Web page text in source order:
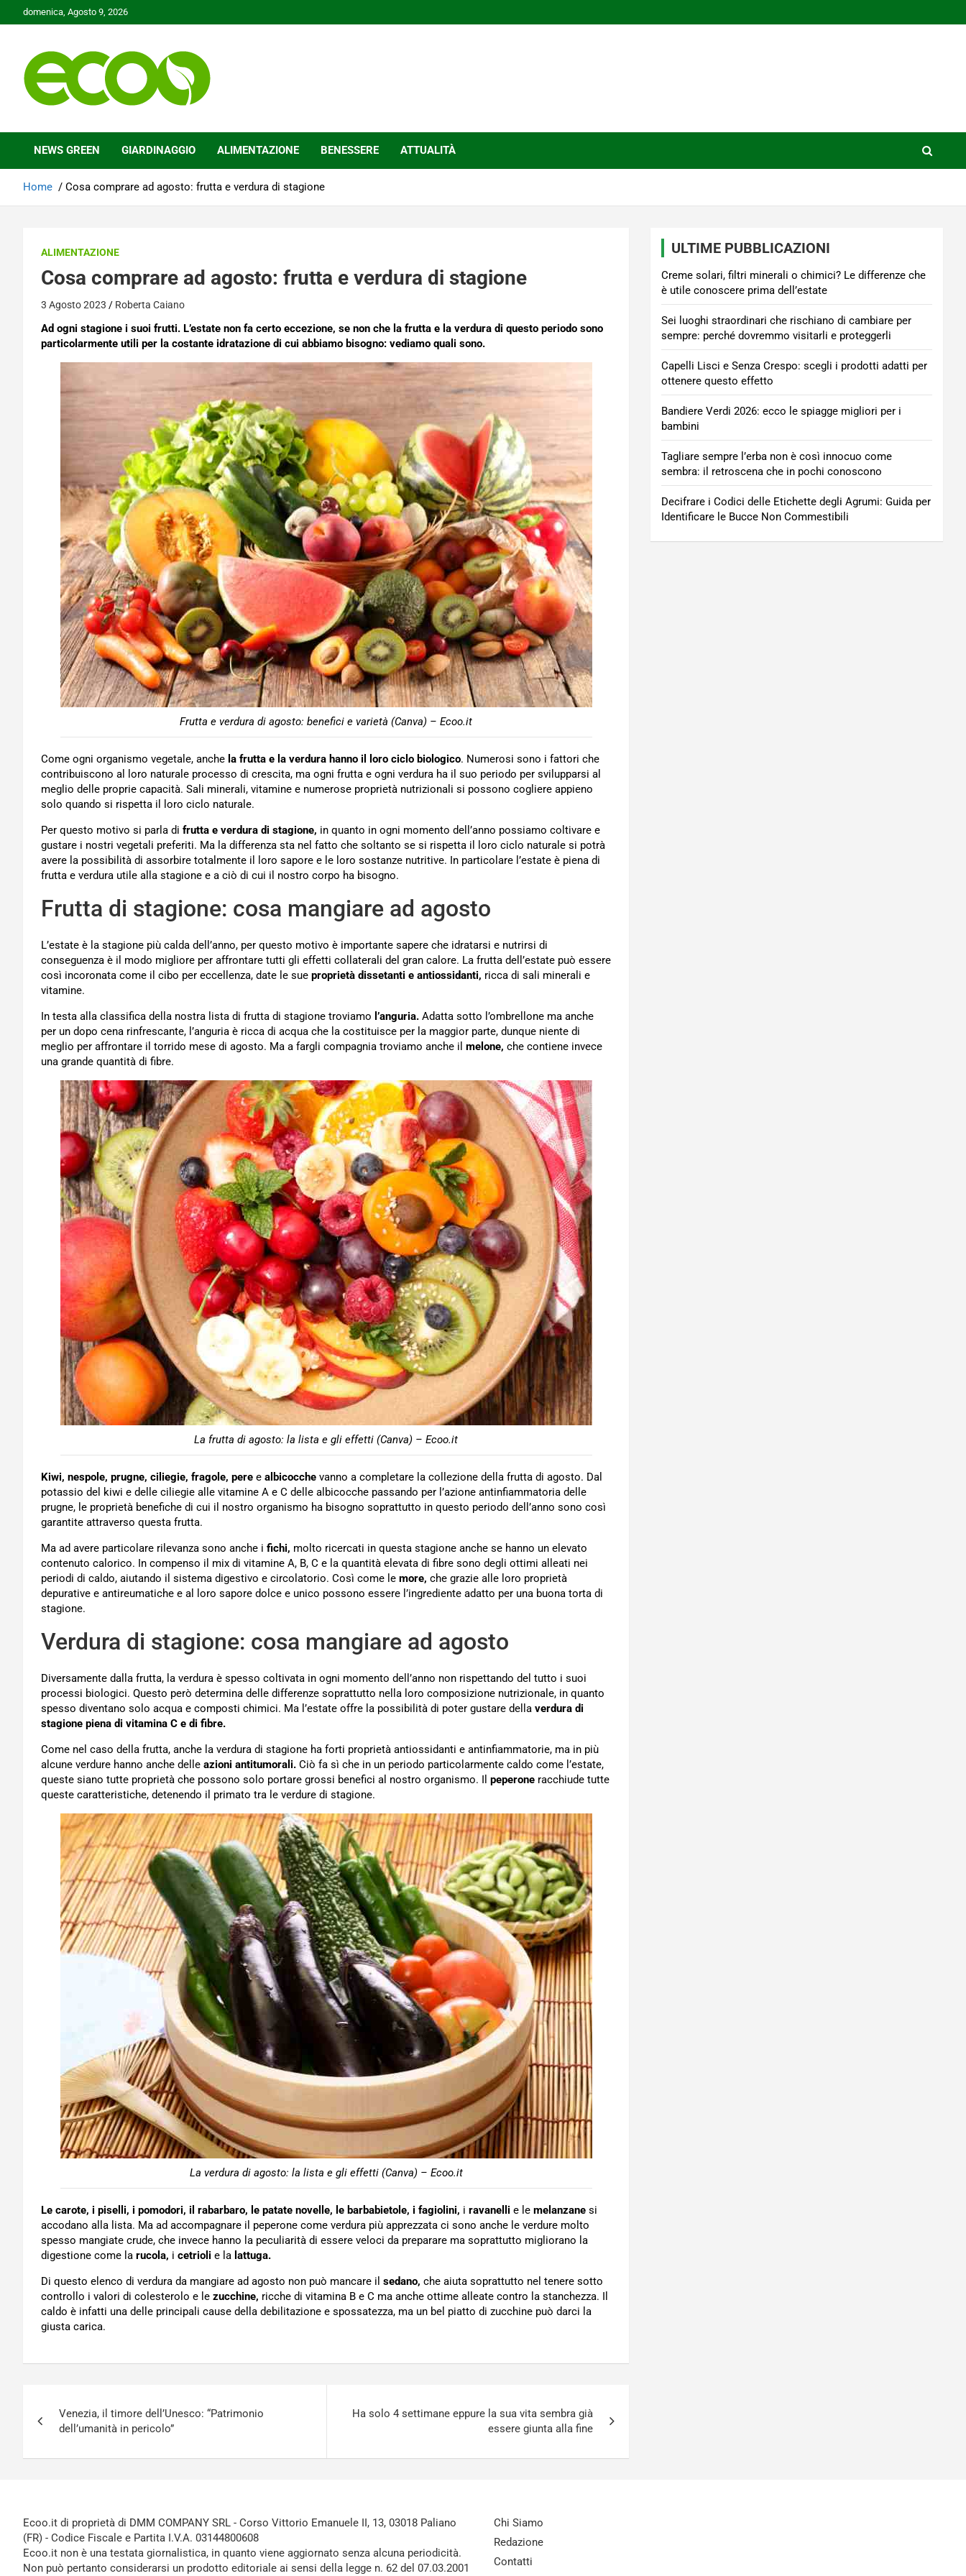
to
domenica, Agosto 9, 2026
Ecoo.it
NEWS GREEN GIARDINAGGIO ALIMENTAZIONE BENESSERE ATTUALITÀ
Home Cosa comprare ad agosto: frutta e verdura di stagione
ALIMENTAZIONE
Cosa comprare ad agosto: frutta e verdura di stagione
3 Agosto 2023 Roberta Caiano
Ad ogni stagione i suoi frutti. L’estate non fa certo eccezione, se non che la frutta e la verdura di questo periodo sono
particolarmente utili per la costante idratazione di cui abbiamo bisogno: vediamo quali sono.
Frutta e verdura di agosto: benefici e varietà (Canva) – Ecoo.it
Come ogni organismo vegetale, anche la frutta e la verdura hanno il loro ciclo biologico. Numerosi sono i fattori che
contribuiscono al loro naturale processo di crescita, ma ogni frutta e ogni verdura ha il suo periodo per svilupparsi al
meglio delle proprie capacità. Sali minerali, vitamine e numerose proprietà nutrizionali si possono cogliere appieno
solo quando si rispetta il loro ciclo naturale.
Per questo motivo si parla di frutta e verdura di stagione, in quanto in ogni momento dell’anno possiamo coltivare e
gustare i nostri vegetali preferiti. Ma la differenza sta nel fatto che soltanto se si rispetta il loro ciclo naturale si potrà
avere la possibilità di assorbire totalmente il loro sapore e le loro sostanze nutritive. In particolare l’estate è piena di
frutta e verdura utile alla stagione e a ciò di cui il nostro corpo ha bisogno.
Frutta di stagione: cosa mangiare ad agosto
L’estate è la stagione più calda dell’anno, per questo motivo è importante sapere che idratarsi e nutrirsi di
conseguenza è il modo migliore per affrontare tutti gli effetti collaterali del gran calore. La frutta dell’estate può essere
così incoronata come il cibo per eccellenza, date le sue proprietà dissetanti e antiossidanti, ricca di sali minerali e
vitamine.
In testa alla classifica della nostra lista di frutta di stagione troviamo l’anguria. Adatta sotto l’ombrellone ma anche
per un dopo cena rinfrescante, l’anguria è ricca di acqua che la costituisce per la maggior parte, dunque niente di
meglio per affrontare il torrido mese di agosto. Ma a fargli compagnia troviamo anche il melone, che contiene invece
una grande quantità di fibre.
La frutta di agosto: la lista e gli effetti (Canva) – Ecoo.it
Kiwi, nespole, prugne, ciliegie, fragole, pere e albicocche vanno a completare la collezione della frutta di agosto. Dal
potassio del kiwi e delle ciliegie alle vitamine A e C delle albicocche passando per l’azione antinfiammatoria delle
prugne, le proprietà benefiche di cui il nostro organismo ha bisogno soprattutto in questo periodo dell’anno sono così
garantite attraverso questa frutta.
Ma ad avere particolare rilevanza sono anche i fichi, molto ricercati in questa stagione anche se hanno un elevato
contenuto calorico. In compenso il mix di vitamine A, B, C e la quantità elevata di fibre sono degli ottimi alleati nei
periodi di caldo, aiutando il sistema digestivo e circolatorio. Così come le more, che grazie alle loro proprietà
depurative e antireumatiche e al loro sapore dolce e unico possono essere l’ingrediente adatto per una buona torta di
stagione.
Verdura di stagione: cosa mangiare ad agosto
Diversamente dalla frutta, la verdura è spesso coltivata in ogni momento dell’anno non rispettando del tutto i suoi
processi biologici. Questo però determina delle differenze soprattutto nella loro composizione nutrizionale, in quanto
spesso diventano solo acqua e composti chimici. Ma l’estate offre la possibilità di poter gustare della verdura di
stagione piena di vitamina C e di fibre.
Come nel caso della frutta, anche la verdura di stagione ha forti proprietà antiossidanti e antinfiammatorie, ma in più
alcune verdure hanno anche delle azioni antitumorali. Ciò fa sì che in un periodo particolarmente caldo come l’estate,
queste siano tutte proprietà che possono solo portare grossi benefici al nostro organismo. Il peperone racchiude tutte
queste caratteristiche, detenendo il primato tra le verdure di stagione.
La verdura di agosto: la lista e gli effetti (Canva) – Ecoo.it
Le carote, i piselli, i pomodori, il rabarbaro, le patate novelle, le barbabietole, i fagiolini, i ravanelli e le melanzane si
accodano alla lista. Ma ad accompagnare il peperone come verdura più apprezzata ci sono anche le verdure molto
spesso mangiate crude, che invece hanno la peculiarità di essere veloci da preparare ma soprattutto migliorano la
digestione come la rucola, i cetrioli e la lattuga.
Di questo elenco di verdura da mangiare ad agosto non può mancare il sedano, che aiuta soprattutto nel tenere sotto
controllo i valori di colesterolo e le zucchine, ricche di vitamina B e C ma anche ottime alleate contro la stanchezza. Il
caldo è infatti una delle principali cause della debilitazione e spossatezza, ma un bel piatto di zucchine può darci la
giusta carica.
articoli
Venezia, il timore dell’Unesco: “Patrimonio
dell’umanità in pericolo”
Ha solo 4 settimane eppure la sua vita sembra già
essere giunta alla fine
ULTIME PUBBLICAZIONI
Creme solari, filtri minerali o chimici? Le differenze che
è utile conoscere prima dell’estate
Sei luoghi straordinari che rischiano di cambiare per
sempre: perché dovremmo visitarli e proteggerli
Capelli Lisci e Senza Crespo: scegli i prodotti adatti per
ottenere questo effetto
Bandiere Verdi 2026: ecco le spiagge migliori per i
bambini
Tagliare sempre l’erba non è così innocuo come
sembra: il retroscena che in pochi conoscono
Decifrare i Codici delle Etichette degli Agrumi: Guida per
Identificare le Bucce Non Commestibili
Ecoo.it di proprietà di DMM COMPANY SRL - Corso Vittorio Emanuele II, 13, 03018 Paliano
(FR) - Codice Fiscale e Partita I.V.A. 03144800608
Ecoo.it non è una testata giornalistica, in quanto viene aggiornato senza alcuna periodicità.
Non può pertanto considerarsi un prodotto editoriale ai sensi della legge n. 62 del 07.03.2001
Chi Siamo
Redazione
Contatti